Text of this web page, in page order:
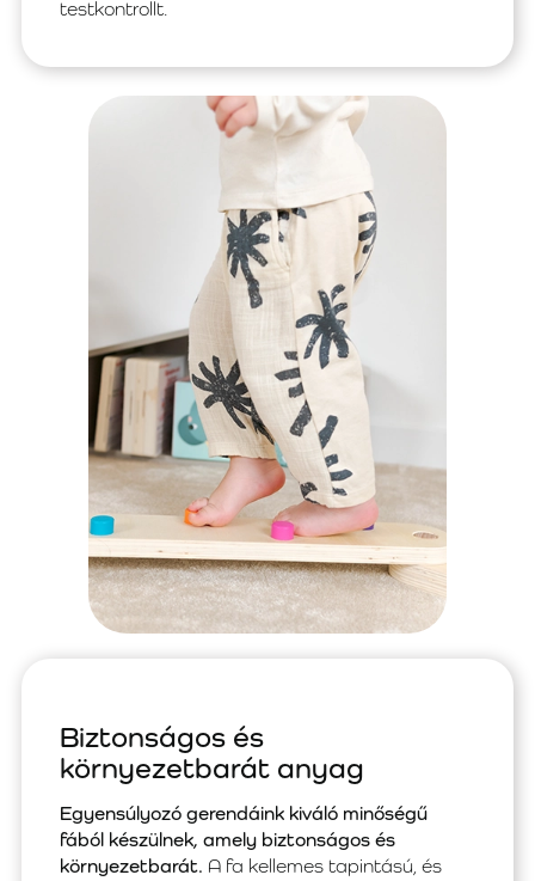
testkontrollt.
Biztonságos és
környezetbarát anyag
Egyensúlyozó gerendáink kiváló minőségű
fából készülnek, amely biztonságos és
környezetbarát. A fa kellemes tapintású, és